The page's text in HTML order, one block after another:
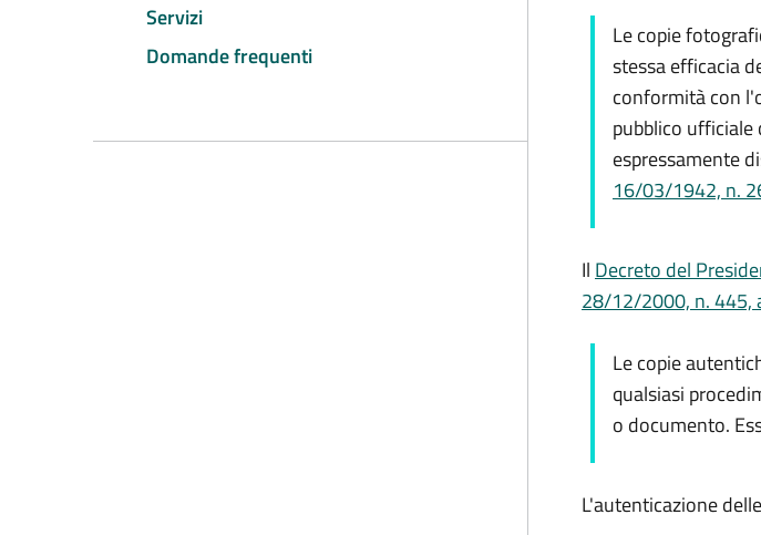
Servizi
Domande frequenti
Le copie
stessa efficacia
conformità con
pubblico
espressamente
16/03/1942, n.
Il Decreto del
28/12/2000, n. 445,
Le copie
qualsiasi
o documento.
L'autenticazione